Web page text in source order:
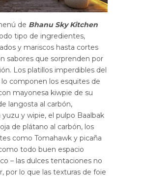
de Bhanu Sky Kitchen
tipo de ingredientes,
y mariscos hasta cortes
sabores que sorprenden por
Los platillos imperdibles del
componen los esquites de
mayonesa kiwpie de su
langosta al carbón,
y wipie, el pulpo Baalbak
de plátano al carbón, los
como Tomahawk y picaña
todo buen espacio
– las dulces tentaciones no
por lo que las texturas de foie